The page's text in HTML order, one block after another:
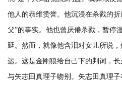
他人的恭维赞誉。他沉浸在杀戮的
父”的事实。他也曾厌倦杀戮，暂停
延。然而，就像他含泪对女儿所说
运。这是金刚狼给自己下的判词，
与矢志田真理子吻别。矢志田真理子